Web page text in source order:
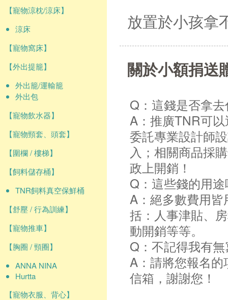
【寵物涼枕/涼床】
涼床
【寵物窩床】
【外出提籠】
外出籠/運輸籠
外出包
【寵物飲水器】
【寵物頸套、頭套】
【圍欄 / 樓梯】
【飼料儲存桶】
TNR飼料真空保鮮桶
【舒壓 / 行為訓練】
【寵物推車】
【胸圈 / 頸圈】
ANNA NINA
Hurtta
【寵物衣服、背心】
放置於小孩拿
關於小額捐送
Q：這錢是否拿
A：推廣TNR可
委託專業設計師
入；相關商品採
政上開銷！
Q：這些錢的用
A：絕多數費用
括：人事津貼、
動開銷等等。
Q：不記得我有
A：請將您報名
信箱，謝謝您！